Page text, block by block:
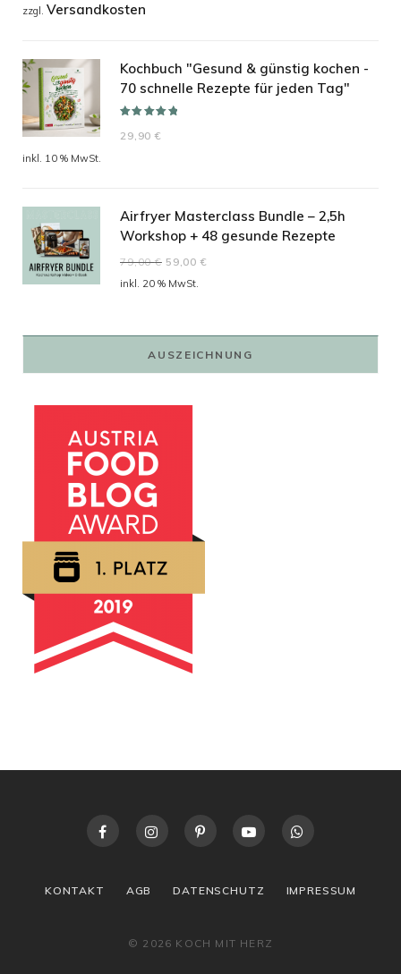
zzgl. Versandkosten
Kochbuch "Gesund & günstig kochen -
70 schnelle Rezepte für jeden Tag"
5.00 von 5
29,90€
inkl. 10 % MwSt.
Airfryer Masterclass Bundle – 2,5h
Workshop + 48 gesunde Rezepte
79,00€ Ursprünglicher
Preis
59,00 €
inkl. 20 % MwSt.
AUSZEICHNUNG
KONTAKT AGB DATENSCHUTZ IMPRESSUM
© 2026 KOCH MIT HERZ